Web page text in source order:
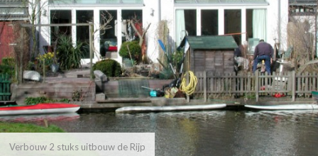
Verbouw 2 stuks uitbouw de Rijp